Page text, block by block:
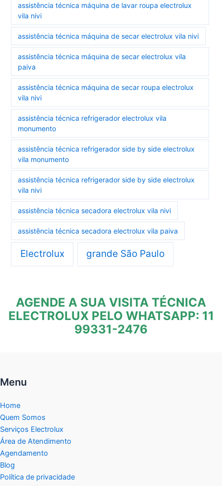
assistência técnica máquina de lavar roupa electrolux
vila nivi
assistência técnica máquina de secar electrolux vila nivi
assistência técnica máquina de secar electrolux vila
paiva
assistência técnica máquina de secar roupa electrolux
vila nivi
assistência técnica refrigerador electrolux vila
monumento
assistência técnica refrigerador side by side electrolux
vila monumento
assistência técnica refrigerador side by side electrolux
vila nivi
assistência técnica secadora electrolux vila nivi
assistência técnica secadora electrolux vila paiva
Electrolux grande São Paulo
AGENDE A SUA VISITA TÉCNICA
ELECTROLUX PELO WHATSAPP: 11
99331-2476
Menu
Home
Quem Somos
Serviços Electrolux
Área de Atendimento
Agendamento
Blog
Política de privacidade